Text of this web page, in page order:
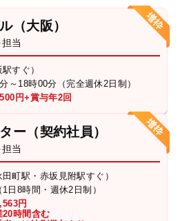
（大阪）
当
すぐ）
～18時00分（完全週休2日制）
円+賞与年2回
ー（契約社員）
当
町駅・赤坂見附駅すぐ）
日8時間・週休2日制）
円
時間含む